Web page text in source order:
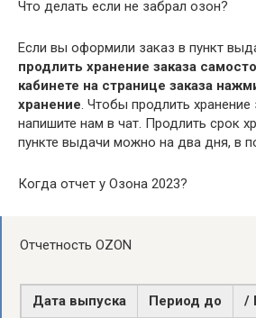
Что делать если не забрал озон?
Если вы оформили заказ в пункт
продлить хранение заказа
кабинете на странице заказа
хранение. Чтобы продлить хранение
напишите нам в чат. Продлить срок
пункте выдачи можно на два дня, в
Когда отчет у Озона 2023?
Отчетность OZON
Дата выпуска Период до
/